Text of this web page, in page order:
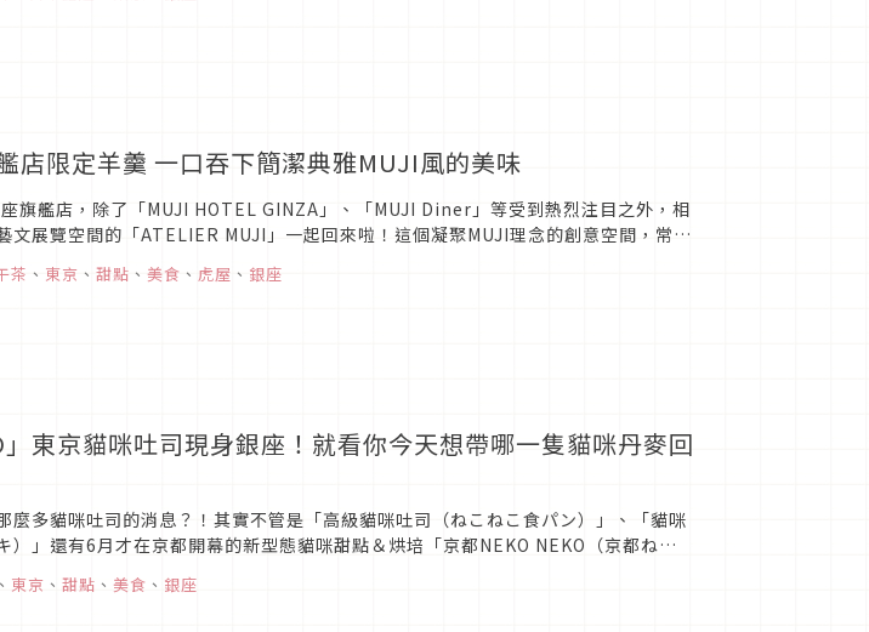
店限定羊羹 一口吞下簡潔典雅MUJI風的美味
旗艦店，除了「MUJI HOTEL GINZA」、「MUJI Diner」等受到熱烈注目之外，相
文展覽空間的「ATELIER MUJI」一起回來啦！這個凝聚MUJI理念的創意空間，常舉
活動， 今年為慶祝開業...
茶 、 東京 、 甜點 、 美食 、 虎屋 、 銀座
」東京貓咪吐司現身銀座！就看你今天想帶哪一隻貓咪丹麥回
麼多貓咪吐司的消息？！其實不管是「高級貓咪吐司（ねこねこ食パン）」、「貓咪
）」還有6月才在京都開幕的新型態貓咪甜點＆烘培「京都NEKO NEKO（京都ねこ
這次的新店「東京NEKO NEKO（東京ねこねこ）」則選...
、 東京 、 甜點 、 美食 、 銀座